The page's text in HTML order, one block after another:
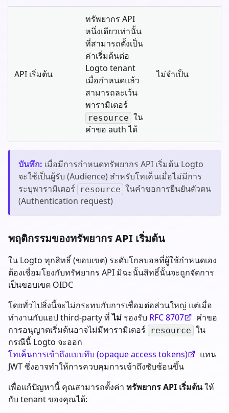
API เริ่มต้น
ทรัพยากร API
หนึ่งเดียวเท่านั้น
ที่สามารถตั้งเป็น
ค่าเริ่มต้นต่อ
Logto tenant
เมื่อกำหนดแล้ว
สามารถละเว้น
พารามิเตอร์
resource ใน
คำขอ auth ได้
ไม่จำเป็น
บันทึก: เมื่อมีการกำหนดทรัพยากร API เริ่มต้น Logto
จะใช้เป็นผู้รับ (Audience) สำหรับโทเค็นเมื่อไม่มีการ
ระบุพารามิเตอร์
resource ในคำขอการยืนยันตัวตน
(Authentication request)
พฤติกรรมของทรัพยากร API เริ่มต้น
ใน Logto ทุกสิทธิ์ (ขอบเขต) ระดับโกลบอลที่ผู้ใช้กำหนดเอง
ต้องเชื่อมโยงกับทรัพยากร API มิฉะนั้นสิทธิ์นั้นจะถูกจัดการ
เป็นขอบเขต OIDC
โดยทั่วไปสิ่งนี้จะไม่กระทบกับการเชื่อมต่อส่วนใหญ่ แต่เมื่อ
ทำงานกับแอป third-party ที่ไม่ รองรับ RFC 8707
คำขอ
การอนุญาตเริ่มต้นอาจไม่มีพารามิเตอร์
resource ใน
กรณีนี้ Logto จะออก
โทเค็นการเข้าถึงแบบทึบ (opaque access tokens)
แทน
JWT ซึ่งอาจทำให้การควบคุมการเข้าถึงซับซ้อนขึ้น
เพื่อแก้ปัญหานี้ คุณสามารถตั้งค่า ทรัพยากร API เริ่มต้นให้
กับ tenant ของคุณได้: